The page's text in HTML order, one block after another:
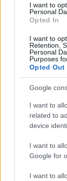
I want to
Personal
Opted In
I want to
Retention,
Personal
Purposes
Opted Out
Google
I want to
related to
device
I want to
Google for
I want to
Dividendos da
você perdeu esta
FINANÇA